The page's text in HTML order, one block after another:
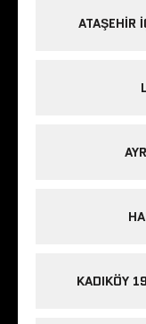
ATAŞEHIR
KADIKÖY